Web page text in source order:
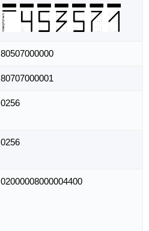
80507000000
80707000001
0256
0256
02000008000004400